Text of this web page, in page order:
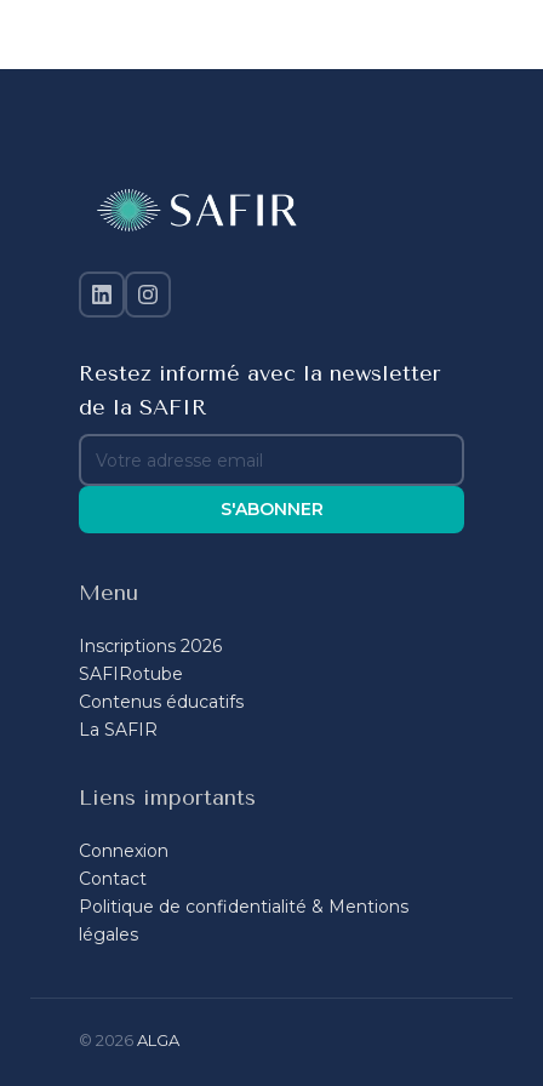
Restez informé avec la newsletter
de la SAFIR
S'ABONNER
Menu
Inscriptions 2026
SAFIRotube
Contenus éducatifs
La SAFIR
Liens importants
Connexion
Contact
Politique de confidentialité & Mentions
légales
© 2026ALGA